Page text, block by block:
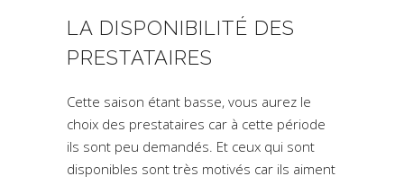
LA DISPONIBILITÉ DES
PRESTATAIRES
Cette saison étant basse, vous aurez le
choix des prestataires car à cette période
ils sont peu demandés. Et ceux qui sont
disponibles sont très motivés car ils aiment